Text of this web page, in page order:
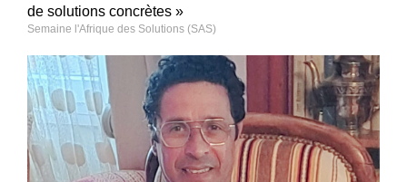
de solutions concrètes »
Semaine l'Afrique des Solutions (SAS)